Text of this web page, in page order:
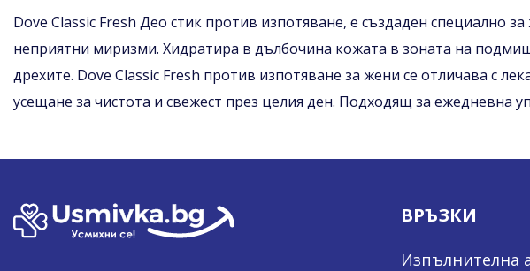
Описание
Dove Classic Fresh Део стик против изпотяване, е създаден специално
неприятни миризми. Хидратира в дълбочина кожата в зоната на
дрехите. Dove Classic Fresh против изпотяване за жени се отличава с
усещане за чистота и свежест през целия ден. Подходящ за ежедневна
ВРЪЗКИ
Изпълнителна